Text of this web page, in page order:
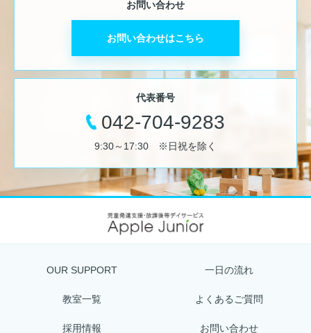
お問い合わせ
お問い合わせはこちら
代表番号
042-704-9283
9:30～17:30 ※日祝を除く
OUR SUPPORT 一日の流れ
教室一覧 よくあるご質問
採用情報 お問い合わせ